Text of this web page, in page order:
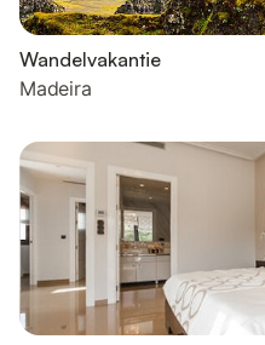
Wandelvakantie
Madeira